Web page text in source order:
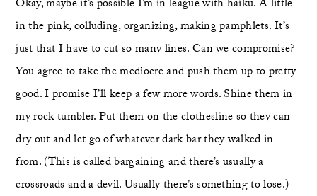
Okay, maybe it’s possible I’m in league with haiku. A little
in the pink, colluding, organizing, making pamphlets. It’s
just that I have to cut so many lines. Can we compromise?
You agree to take the mediocre and push them up to pretty
good. I promise I’ll keep a few more words. Shine them in
my rock tumbler. Put them on the clothesline so they can
dry out and let go of whatever dark bar they walked in
from. (This is called bargaining and there’s usually a
crossroads and a devil. Usually there’s something to lose.)